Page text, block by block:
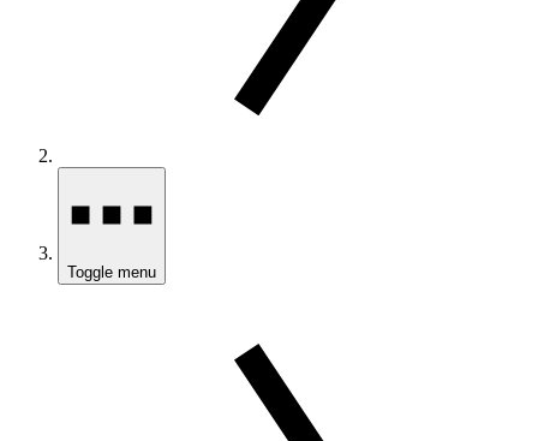
Toggle menu